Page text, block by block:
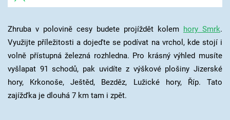
Zhruba v polovině cesy budete projíždět kolem hory Smrk.
Využijte příležitosti a dojeďte se podívat na vrchol, kde stojí i
volně přístupná železná rozhledna. Pro krásný výhled musíte
vyšlapat 91 schodů, pak uvidíte z výškové plošiny Jizerské
hory, Krkonoše, Ještěd, Bezděz, Lužické hory, Říp. Tato
zajížďka je dlouhá 7 km tam i zpět.